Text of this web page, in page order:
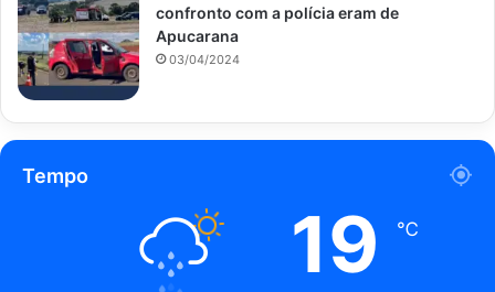
confronto com a polícia eram de
Apucarana
03/04/2024
Tempo
19 ℃